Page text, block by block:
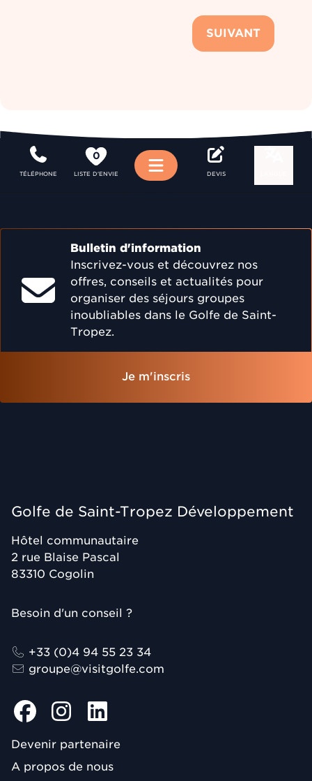
SUIVANT
TÉLÉPHONE
0
LISTE D'ENVIE Menu DEVIS
Bulletin d'information
Inscrivez-vous et découvrez nos
offres, conseils et actualités pour
organiser des séjours groupes
inoubliables dans le Golfe de Saint-
Tropez.
Je m'inscris
Golfe de Saint-Tropez Développement
Hôtel communautaire
2 rue Blaise Pascal
83310 Cogolin
Besoin d'un conseil ?
+33 (0)4 94 55 23 34
groupe@visitgolfe.com
Devenir partenaire
A propos de nous